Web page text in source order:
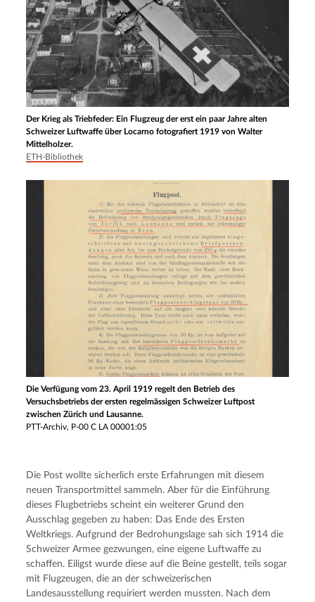
Der Krieg als Triebfeder: Ein Flugzeug der erst ein paar Jahre alten
Schweizer Luftwaffe über Locarno fotografiert 1919 von Walter
Mittelholzer.
ETH-Bibliothek
Die Verfügung vom 23. April 1919 regelt den Betrieb des
Versuchsbetriebs der ersten regelmässigen Schweizer Luftpost
zwischen Zürich und Lausanne.
PTT-Archiv, P-00 C LA 00001:05
Die Post wollte sicherlich erste Erfahrungen mit diesem
neuen Transportmittel sammeln. Aber für die Einführung
dieses Flugbetriebs scheint ein weiterer Grund den
Ausschlag gegeben zu haben: Das Ende des Ersten
Weltkriegs. Aufgrund der Bedrohungslage sah sich 1914 die
Schweizer Armee gezwungen, eine eigene Luftwaffe zu
schaffen. Eiligst wurde diese auf die Beine gestellt, teils sogar
mit Flugzeugen, die an der schweizerischen
Landesausstellung requiriert werden mussten. Nach dem